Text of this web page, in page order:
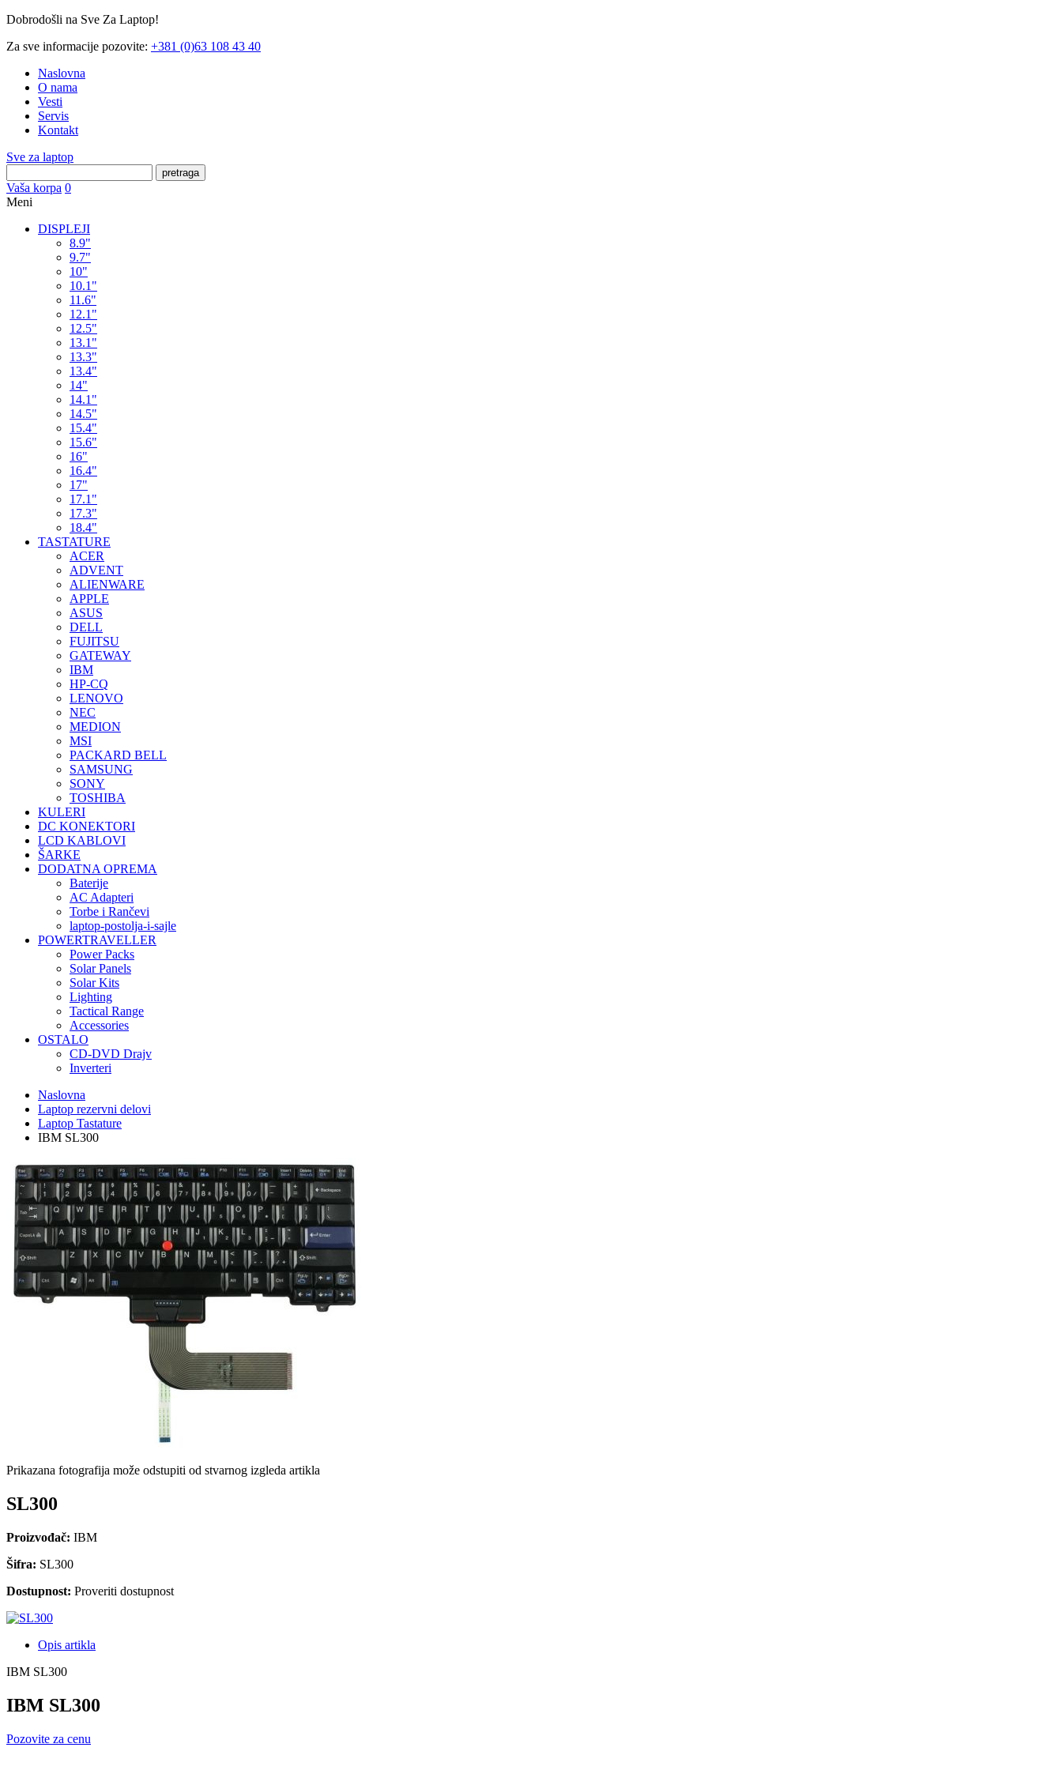
Dobrodošli na Sve Za Laptop!
Za sve informacije pozovite: +381 (0)63 108 43 40
Naslovna
O nama
Vesti
Servis
Kontakt
Sve za laptop
pretraga
Vaša korpa 0
Meni
DISPLEJI
8.9"
9.7"
10"
10.1"
11.6"
12.1"
12.5"
13.1"
13.3"
13.4"
14"
14.1"
14.5"
15.4"
15.6"
16"
16.4"
17"
17.1"
17.3"
18.4"
TASTATURE
ACER
ADVENT
ALIENWARE
APPLE
ASUS
DELL
FUJITSU
GATEWAY
IBM
HP-CQ
LENOVO
NEC
MEDION
MSI
PACKARD BELL
SAMSUNG
SONY
TOSHIBA
KULERI
DC KONEKTORI
LCD KABLOVI
ŠARKE
DODATNA OPREMA
Baterije
AC Adapteri
Torbe i Rančevi
laptop-postolja-i-sajle
POWERTRAVELLER
Power Packs
Solar Panels
Solar Kits
Lighting
Tactical Range
Accessories
OSTALO
CD-DVD Drajv
Inverteri
Naslovna
Laptop rezervni delovi
Laptop Tastature
IBM SL300
Prikazana fotografija može odstupiti od stvarnog izgleda artikla
SL300
Proizvođač: IBM
Šifra: SL300
Dostupnost: Proveriti dostupnost
Opis artikla
IBM SL300
IBM SL300
Pozovite za cenu